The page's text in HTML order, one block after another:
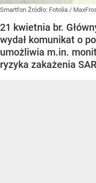
Smartfon Źródło: Fotolia /
21 kwietnia br.
wydał komunikat o
umożliwia m.in.
ryzyka zakażenia